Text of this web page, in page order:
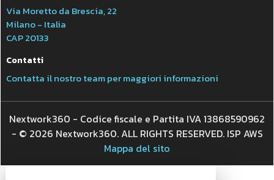
Via Moretto da Brescia, 22
Milano - Italia
CAP 20133
Contatti
Contatta il nostro team per maggiori informazioni
Nextwork360 - Codice fiscale e Partita IVA 13868590962
- © 2026 Nextwork360. ALL RIGHTS RESERVED. ISP AWS
Mappa del sito